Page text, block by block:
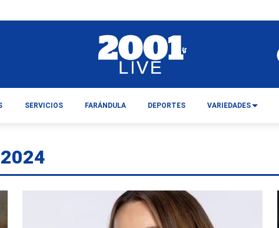
SERVICIOS FARÁNDULA DEPORTES VARIEDADES